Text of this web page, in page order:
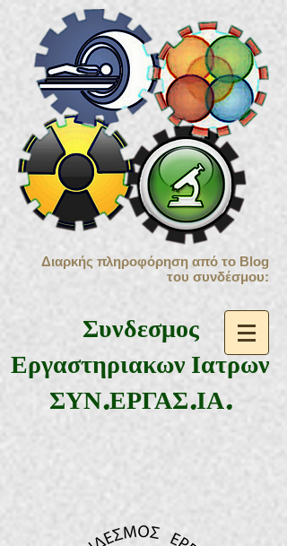
Συνδεσμος
Εργαστηριακων Ιατρων
ΣΥΝ.ΕΡΓΑΣ.ΙΑ.
Διαρκής πληροφόρηση από το Blog
του συνδέσμου: